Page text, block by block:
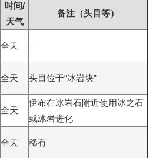
时间/
天气
备注（头目等）
全天 –
全天 头目位于“冰岩块”
全天
伊布在冰岩石附近使用冰之石
或冰岩进化
全天 稀有